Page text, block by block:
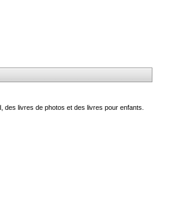
livres de photos et des livres pour enfants.